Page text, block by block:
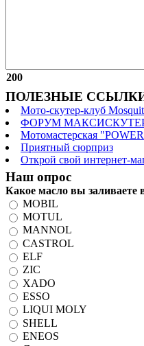
200
ПОЛЕЗНЫЕ
Мото-скутер-клуб
ФОРУМ
Мотомастерская
Приятный сюрприз
Открой свой интернет-
Наш опрос
Какое масло вы заливаете
MOBIL
MOTUL
MANNOL
CASTROL
ELF
ZIC
XADO
ESSO
LIQUI MOLY
SHELL
ENEOS